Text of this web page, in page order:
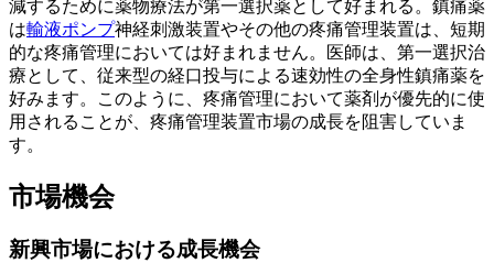
減するために薬物療法が第一選択薬として好まれる。鎮痛薬
は輸液ポンプ神経刺激装置やその他の疼痛管理装置は、短期
的な疼痛管理においては好まれません。医師は、第一選択治
療として、従来型の経口投与による速効性の全身性鎮痛薬を
好みます。このように、疼痛管理において薬剤が優先的に使
用されることが、疼痛管理装置市場の成長を阻害していま
す。
市場機会
新興市場における成長機会